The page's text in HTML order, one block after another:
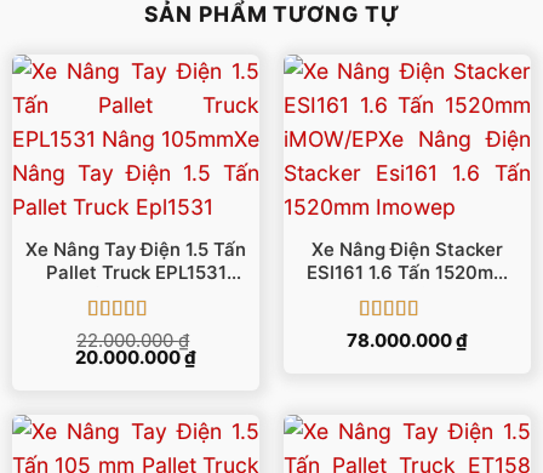
SẢN PHẨM TƯƠNG TỰ
Xe Nâng Tay Điện 1.5 Tấn
Pallet Truck EPL1531
Nâng 105mm
Được xếp
hạng55 sao
22.000.000₫
Giá
20.000.000₫Giá
20.000.000 ₫.
Xe Nâng Điện Stacker
ESI161 1.6 Tấn 1520mm
IMOW/EP
Được xếp
78.000.000₫